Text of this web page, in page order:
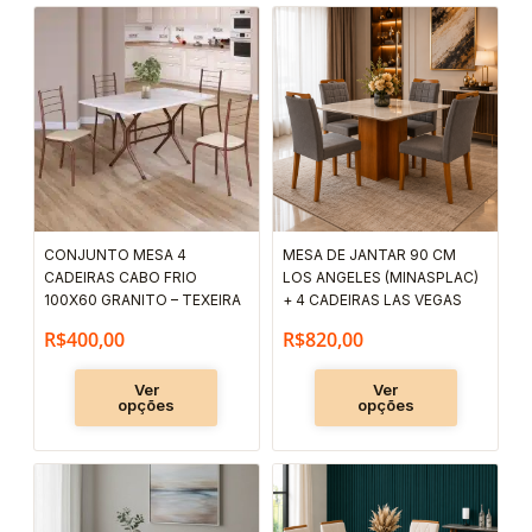
CONJUNTO MESA 4
CADEIRAS CABO FRIO
100X60 GRANITO – TEXEIRA
R$400,00
Ver
opções
Este
produto
tem
várias
variantes.
As
opções
podem
escolhidas
produto
MESA DE JANTAR 90 CM
LOS ANGELES (MINASPLAC)
+ 4 CADEIRAS LAS VEGAS
R$820,00
Ver
opções
Este
produto
tem
várias
variantes.
As
opções
podem
ser
produto
Este
produto
produto